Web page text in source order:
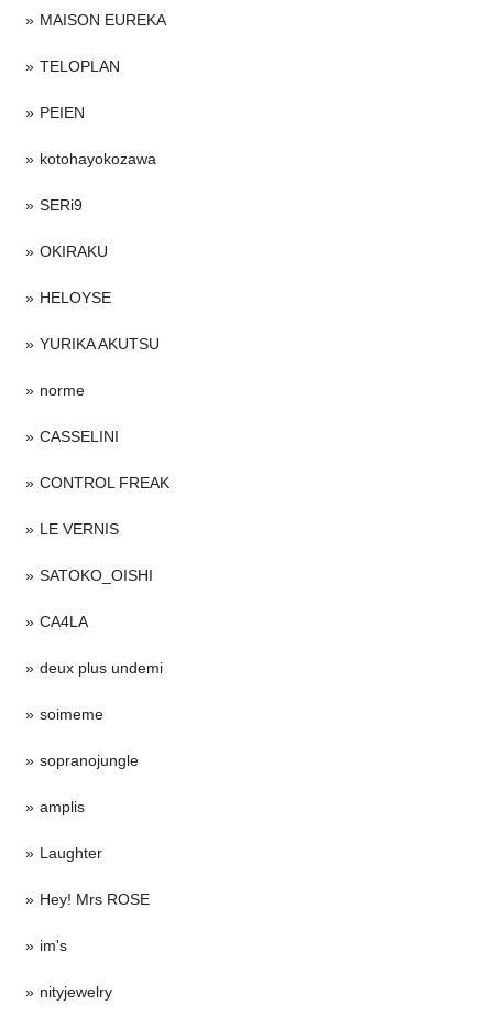
MAISON EUREKA
TELOPLAN
PEIEN
kotohayokozawa
SERi9
OKIRAKU
HELOYSE
YURIKA AKUTSU
norme
CASSELINI
CONTROL FREAK
LE VERNIS
SATOKO_OISHI
CA4LA
deux plus undemi
soimeme
sopranojungle
amplis
Laughter
Hey! Mrs ROSE
im's
nityjewelry